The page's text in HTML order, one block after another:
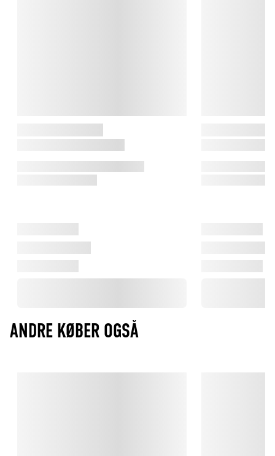
del af produktionen foregår fortsat på egen fabrik i Danmark,
ANDRE KØBER OGSÅ